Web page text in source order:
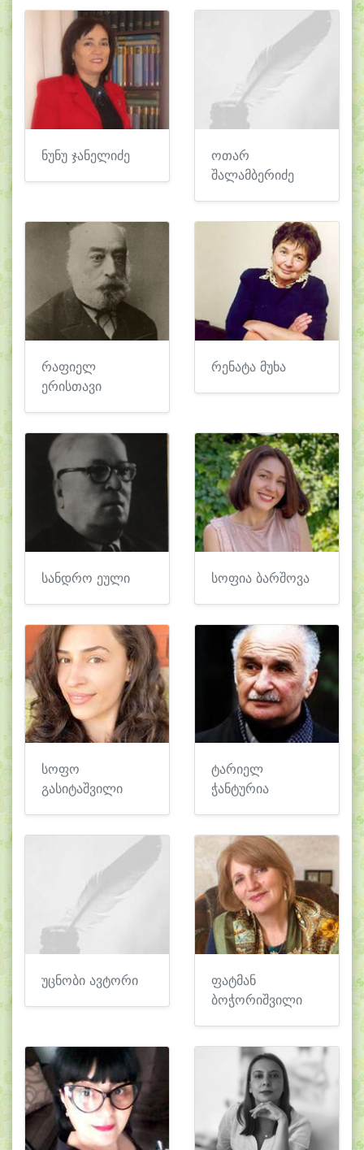
ნუნუ ჯანელიძე
ოთარ
შალამბერიძე
რაფიელ
ერისთავი
რენატა მუხა
სანდრო ეული სოფია ბარშოვა
სოფო
გასიტაშვილი
ტარიელ
ჭანტურია
უცნობი ავტორი
ფატმან
ბოჭორიშვილი